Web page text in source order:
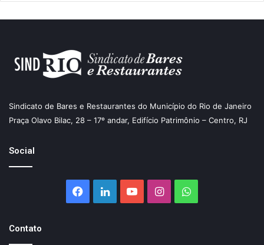
Sindicato de Bares e Restaurantes do Município do Rio de Janeiro
Praça Olavo Bilac, 28 – 17º andar, Edifício Patrimônio – Centro, RJ
Social
Facebook
LinkedinYouTubeInstagramWhatsApp
Contato